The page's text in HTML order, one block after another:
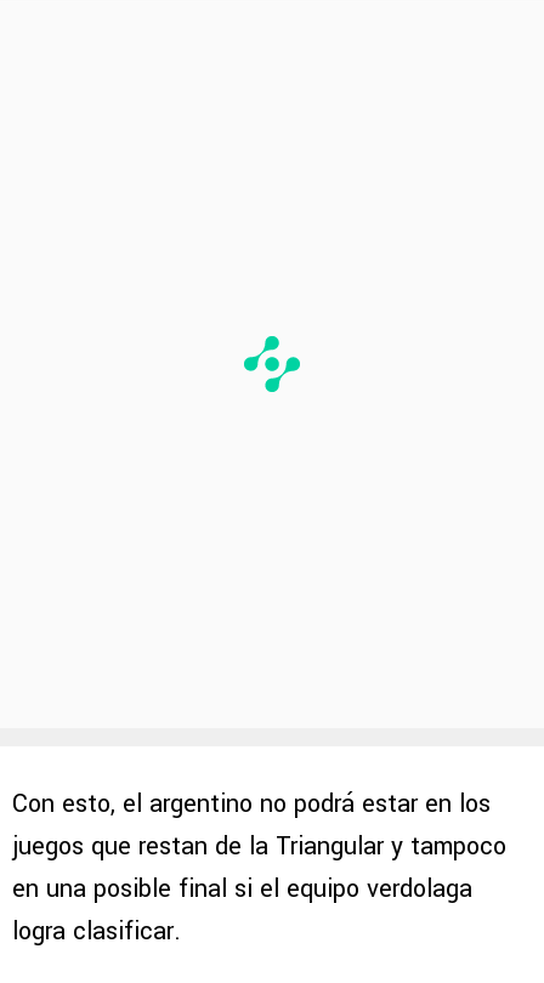
Con esto, el argentino no podrá estar en los
juegos que restan de la Triangular y tampoco
en una posible final si el equipo verdolaga
logra clasificar.